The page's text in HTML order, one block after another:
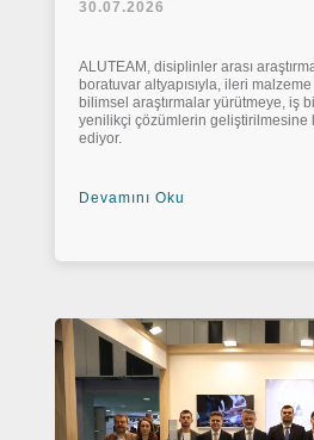
30.07.2026
ALUTEAM, disiplinler arası
boratuvar altyapısıyla, ileri
bilimsel araştırmalar yürütmeye, iş
yenilikçi çözümlerin geliştirilmesine
ediyor.
Devamını Oku